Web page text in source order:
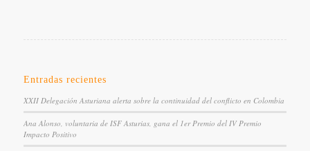
Entradas recientes
XXII Delegación Asturiana alerta sobre la continuidad del conflicto en Colombia
Ana Alonso, voluntaria de ISF Asturias, gana el 1er Premio del IV Premio
Impacto Positivo